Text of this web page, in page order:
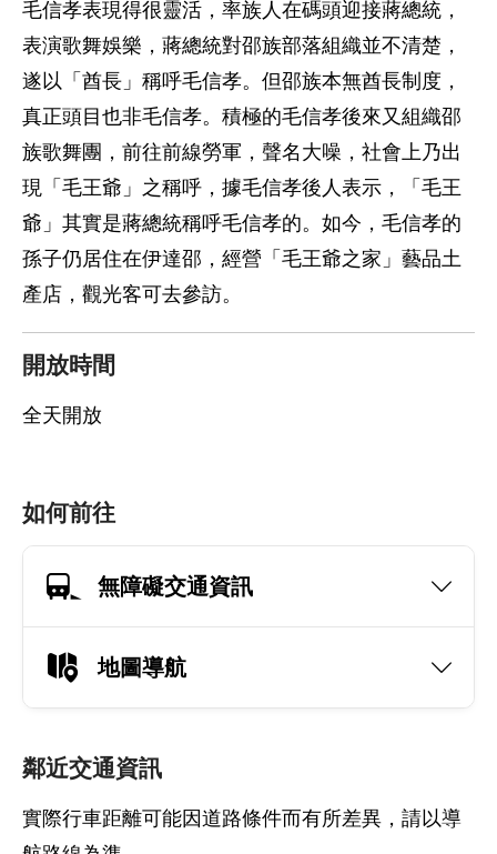
毛信孝表現得很靈活，率族人在碼頭迎接蔣總統，
表演歌舞娛樂，蔣總統對邵族部落組織並不清楚，
遂以「酋長」稱呼毛信孝。但邵族本無酋長制度，
真正頭目也非毛信孝。積極的毛信孝後來又組織邵
族歌舞團，前往前線勞軍，聲名大噪，社會上乃出
現「毛王爺」之稱呼，據毛信孝後人表示，「毛王
爺」其實是蔣總統稱呼毛信孝的。如今，毛信孝的
孫子仍居住在伊達邵，經營「毛王爺之家」藝品土
產店，觀光客可去參訪。
開放時間
全天開放
如何前往
無障礙交通資訊
地圖導航
鄰近交通資訊
實際行車距離可能因道路條件而有所差異，請以導